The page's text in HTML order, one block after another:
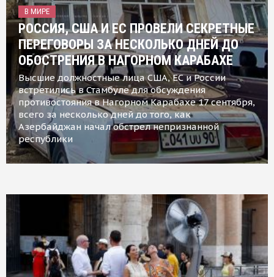
В МИРЕ
РОССИЯ, США И ЕС ПРОВЕЛИ СЕКРЕТНЫЕ
ПЕРЕГОВОРЫ ЗА НЕСКОЛЬКО ДНЕЙ ДО
ОБОСТРЕНИЯ В НАГОРНОМ КАРАБАХЕ
Высшие должностные лица США, ЕС и России
встретились в Стамбуле для обсуждения
противостояния в Нагорном Карабахе 17 сентября,
всего за несколько дней до того, как
Азербайджан начал обстрел непризнанной
республики